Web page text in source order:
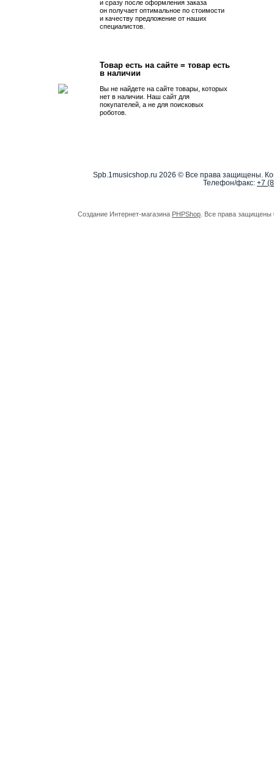
и сразу после оформления заказа
он получает оптимальное по стоимости
и качеству предложение от наших
специалистов.
Товар есть на сайте = товар есть
в наличии
Вы не найдете на сайте товары, которых
нет в наличии. Наш сайт для
покупателей, а не для поисковых
роботов.
Spb.1musicshop.ru 2026 © Все права защищены.
Телефон/факс: +7
Создание Интернет-магазина PHPShop . Все права защищены